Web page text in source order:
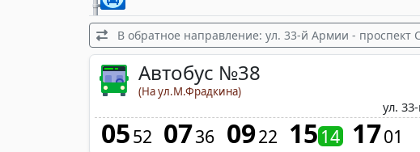
В обратное направление: ул. 33-й Армии - проспект
Автобус №38
(На ул.М.Фрадкина)
ул.
0552 0736 0922 1514 1701